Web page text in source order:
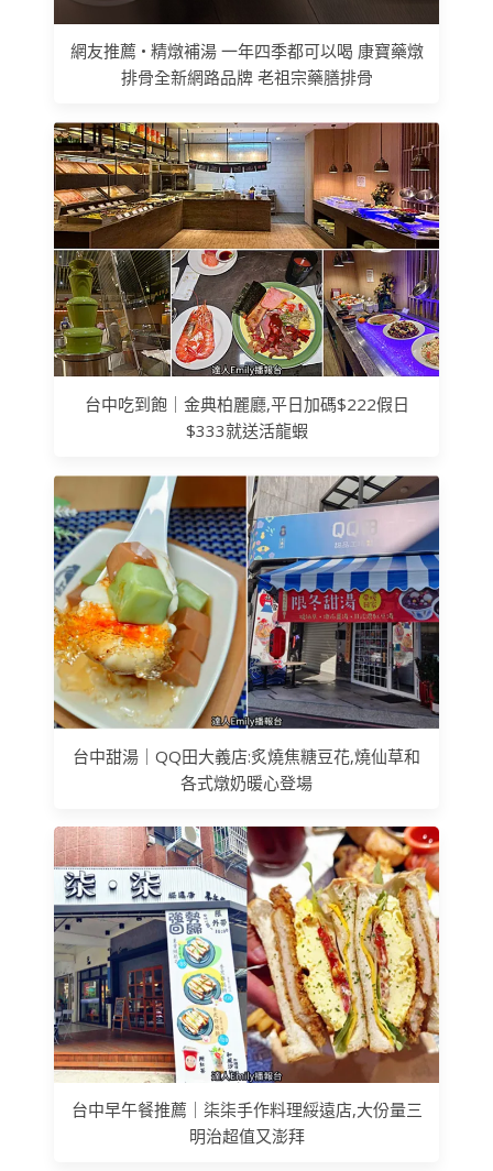
網友推薦 • 精燉補湯 一年四季都可以喝 康寶藥燉
排骨全新網路品牌 老祖宗藥膳排骨
台中吃到飽｜金典柏麗廳,平日加碼$222假日
$333就送活龍蝦
台中甜湯｜QQ田大義店:炙燒焦糖豆花,燒仙草和
各式燉奶暖心登場
台中早午餐推薦｜柒柒手作料理綏遠店,大份量三
明治超值又澎拜